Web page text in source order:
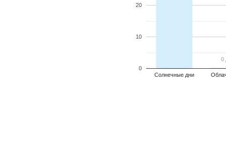
Солнечные дни
0
10
20
0
0